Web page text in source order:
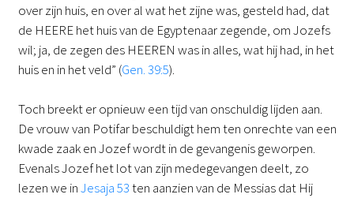
over zijn huis, en over al wat het zijne was, gesteld had, dat
de HEERE het huis van de Egyptenaar zegende, om Jozefs
wil; ja, de zegen des HEEREN was in alles, wat hij had, in het
huis en in het veld” (Gen. 39:5).
Toch breekt er opnieuw een tijd van onschuldig lijden aan.
De vrouw van Potifar beschuldigt hem ten onrechte van een
kwade zaak en Jozef wordt in de gevangenis geworpen.
Evenals Jozef het lot van zijn medegevangen deelt, zo
lezen we inJesaja 53ten aanzien van de Messias dat Hij